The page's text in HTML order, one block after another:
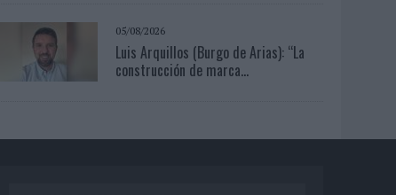
05/08/2026
Luis Arquillos (Burgo de Arias): “La
construcción de marca...